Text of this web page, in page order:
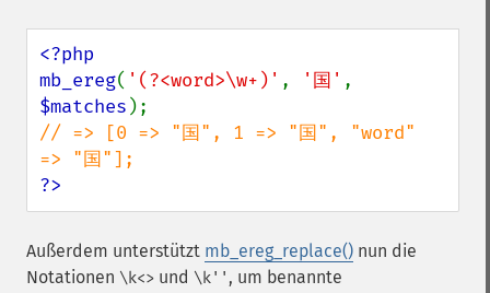
<?php
mb_ereg( '(?<word>\w+)' , '国'
$matches
// => [0 => "国", 1 => "国", "word"
?>
Außerdem unterstützt mb_ereg_replace() nun die
Notationen \k<> und \k'' , um benannte